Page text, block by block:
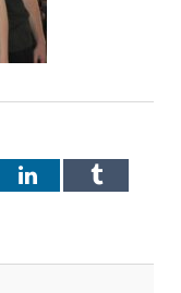
LinkedInTumblr